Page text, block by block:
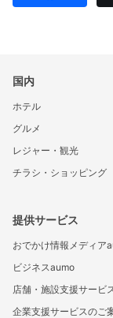
国内
ホテル
グルメ
レジャー・観光
チラシ・ショッピング
提供サービス
おでかけ情報メディア
ビジネスaumo
店舗・施設支援サービ
企業支援サービスのご